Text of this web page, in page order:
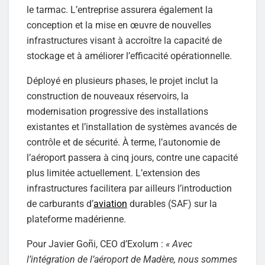
le tarmac. L’entreprise assurera également la
conception et la mise en œuvre de nouvelles
infrastructures visant à accroître la capacité de
stockage et à améliorer l’efficacité opérationnelle.
Déployé en plusieurs phases, le projet inclut la
construction de nouveaux réservoirs, la
modernisation progressive des installations
existantes et l’installation de systèmes avancés de
contrôle et de sécurité. À terme, l’autonomie de
l’aéroport passera à cinq jours, contre une capacité
plus limitée actuellement. L’extension des
infrastructures facilitera par ailleurs l’introduction
de carburants d’aviation durables (SAF) sur la
plateforme madérienne.
Pour Javier Goñi, CEO d’Exolum : « Avec
l’intégration de l’aéroport de Madère, nous sommes